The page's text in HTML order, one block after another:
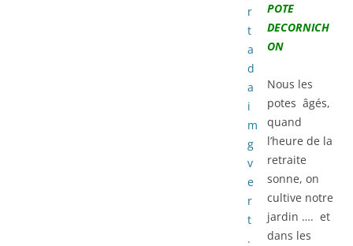
POTE
DECORNICH
ON
Nous les
potes âgés,
quand
l’heure de la
retraite
sonne, on
cultive notre
jardin …. et
dans les